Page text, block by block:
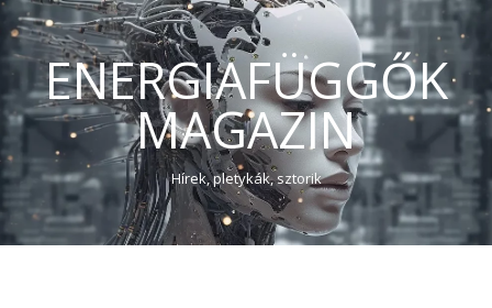
ENERGIAFÜGGŐK
MAGAZIN
Hírek, pletykák, sztorik